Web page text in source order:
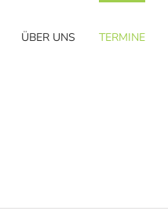
ÜBER UNS TERMINE